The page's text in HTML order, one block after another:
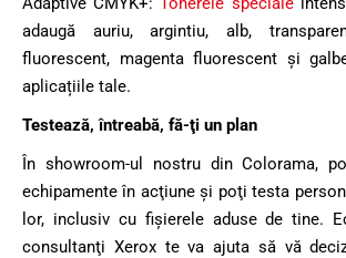
adaugă auriu, argintiu, alb,
fluorescent, magenta fluorescent și
aplicațiile tale.
Testează, întreabă, fă-ţi un plan
În showroom-ul nostru din Colorama,
echipamente în acţiune și poţi testa
lor, inclusiv cu fişierele aduse de tine.
consultanţi Xerox te va ajuta să vă